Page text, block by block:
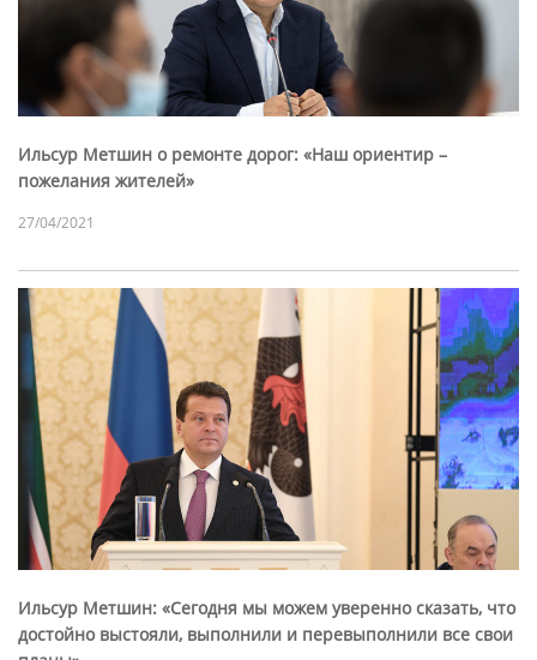
Ильсур Метшин о ремонте дорог: «Наш ориентир –
пожелания жителей»
27/04/2021
Ильсур Метшин: «Сегодня мы можем уверенно сказать, что
достойно выстояли, выполнили и перевыполнили все свои